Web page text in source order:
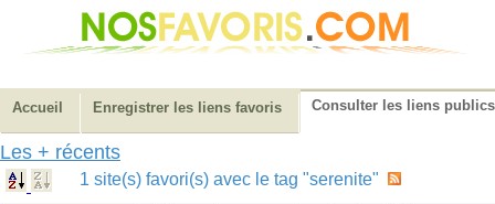
Accueil Enregistrer les liens favoris Consulter les liens publics
Les + récents
1 site(s) favori(s) avec le tag "serenite"